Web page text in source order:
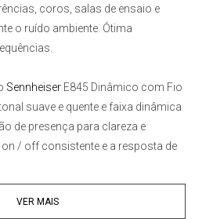
coros, salas de ensaio e
o ruído ambiente. Ótima
Sennheiser E845 Dinâmico com Fio
suave e quente e faixa dinâmica
de presença para clareza e
/ off consistente e a resposta de
maior liberdade no palco.O
E845 Dinâmico com
VER MAIS